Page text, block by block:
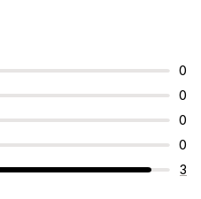
0
0
0
0
3